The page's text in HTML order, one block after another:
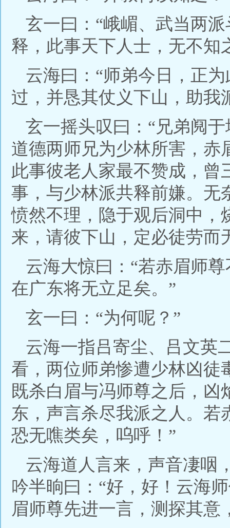
玄一曰：“峨嵋、武当两
释，此事天下人士，无不知
云海曰：“师弟今日，正
过，并恳其仗义下山，助我
玄一摇头叹曰：“兄弟阋
道德两师兄为少林所害，赤
此事彼老人家最不赞成，曾
事，与少林派共释前嫌。无
愤然不理，隐于观后洞中，
来，请彼下山，定必徒劳而
云海大惊曰：“若赤眉师
在广东将无立足矣。”
玄一曰：“为何呢？”
云海一指吕寄尘、吕文英
看，两位师弟惨遭少林凶徒
既杀白眉与冯师尊之后，
东，声言杀尽我派之人。若
恐无噍类矣，呜呼！”
云海道人言来，声音凄咽
吟半晌曰：“好，好！云海
眉师尊先进一言，测探其意